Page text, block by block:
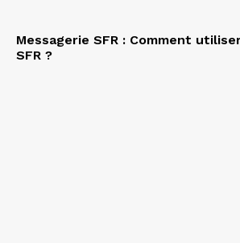
Messagerie SFR : Comment
SFR ?